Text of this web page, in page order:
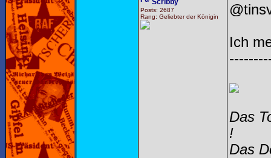
Scribby
Posts: 2687
Rang: Geliebter der Königin
Ich
Das
!
Das